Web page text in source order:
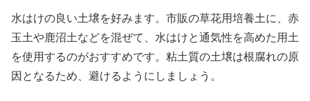
水はけの良い土壌を好みます。市販の草花用培養土に、赤
玉土や鹿沼土などを混ぜて、水はけと通気性を高めた用土
を使用するのがおすすめです。粘土質の土壌は根腐れの原
因となるため、避けるようにしましょう。